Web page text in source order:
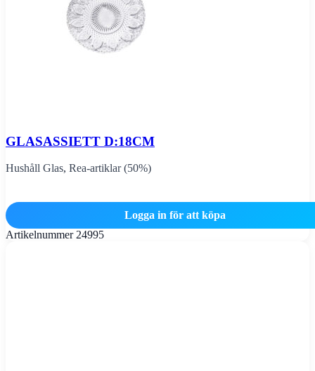
GLASASSIETT D:18CM
Hushåll Glas, Rea-artiklar (50%)
Logga in för att köpa
Artikelnummer 24995